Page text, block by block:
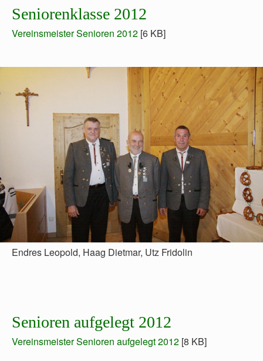
Seniorenklasse 2012
Vereinsmeister Senioren 2012 [6 KB]
Endres Leopold, Haag Dietmar, Utz Fridolin
Senioren aufgelegt 2012
Vereinsmeister Senioren aufgelegt 2012 [8 KB]